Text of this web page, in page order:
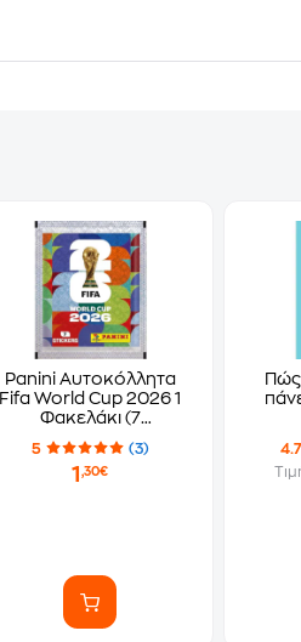
Panini Αυτοκόλλητα
Fifa World Cup 2026 1
Φακελάκι (7
Αυτοκόλλητα)
5 (3)
1,30€
Πώς
4.7